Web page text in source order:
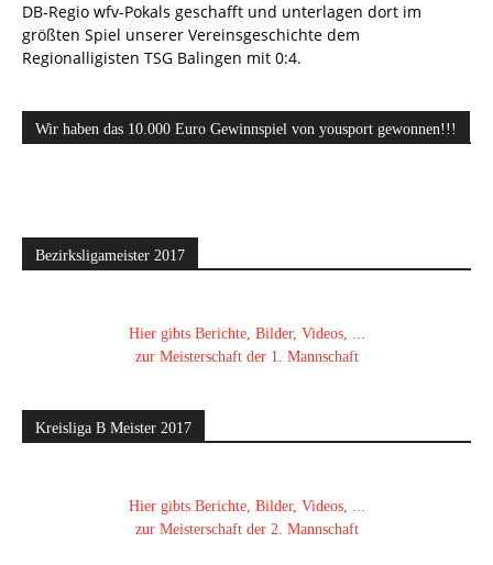
DB-Regio wfv-Pokals geschafft und unterlagen dort im
größten Spiel unserer Vereinsgeschichte dem
Regionalligisten TSG Balingen mit 0:4.
Wir haben das 10.000 Euro Gewinnspiel von yousport gewonnen!!!
Bezirksligameister 2017
Hier gibts Berichte, Bilder, Videos, ...
zur Meisterschaft der 1. Mannschaft
Kreisliga B Meister 2017
Hier gibts Berichte, Bilder, Videos, ...
zur Meisterschaft der 2. Mannschaft